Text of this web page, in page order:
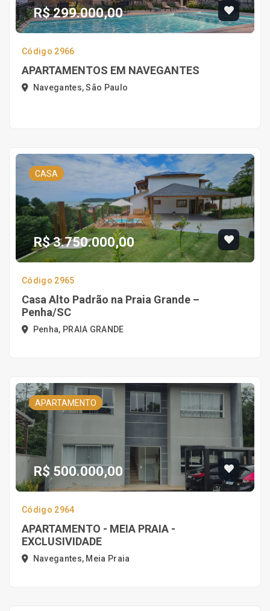
R$ 299.000,00
Código 2966
APARTAMENTOS EM NAVEGANTES
Navegantes, São Paulo
CASA
R$ 3.750.000,00
Código 2965
Casa Alto Padrão na Praia Grande –
Penha/SC
Penha, PRAIA GRANDE
APARTAMENTO
R$ 500.000,00
Código 2964
APARTAMENTO - MEIA PRAIA -
EXCLUSIVIDADE
Navegantes, Meia Praia